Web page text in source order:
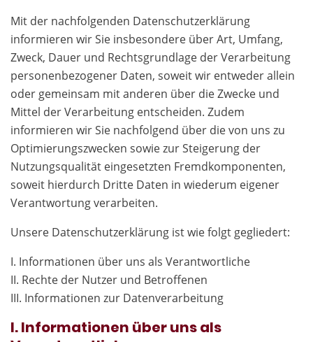
Mit der nachfolgenden Datenschutzerklärung
informieren wir Sie insbesondere über Art, Umfang,
Zweck, Dauer und Rechtsgrundlage der Verarbeitung
personenbezogener Daten, soweit wir entweder allein
oder gemeinsam mit anderen über die Zwecke und
Mittel der Verarbeitung entscheiden. Zudem
informieren wir Sie nachfolgend über die von uns zu
Optimierungszwecken sowie zur Steigerung der
Nutzungsqualität eingesetzten Fremdkomponenten,
soweit hierdurch Dritte Daten in wiederum eigener
Verantwortung verarbeiten.
Unsere Datenschutzerklärung ist wie folgt gegliedert:
I. Informationen über uns als Verantwortliche
II. Rechte der Nutzer und Betroffenen
III. Informationen zur Datenverarbeitung
I. Informationen über uns als